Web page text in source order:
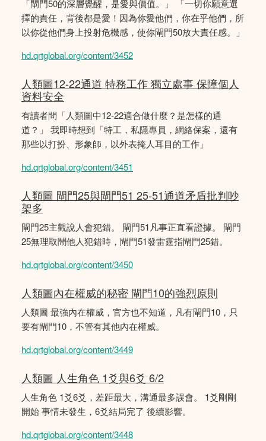
「閘門50的深層覺醒，是愛與價值。」 「一切你願意選
擇的責任，背後都是愛！因為你愛他們，你在乎他們，所
以你從他們身上投射危機感，使你閘門50放大責任感。」
hd.qrtglobal.org/content/3452
人類圖12-22通道 特務工作 獨立處事 保障個人
資料安全
有讀者問「人類圖中12-22適合做什麼？是怎樣的通
道？」 我即時想到「特工，私隱專員，網絡保案，還有
那些以打扮、形象師，以外表掩人耳目的工作」
hd.qrtglobal.org/content/3451
人類圖 閘門25與閘門51 25-51通道矛盾批判吵
架多
閘門25主觀說人會犯錯。 閘門51凡事正直看證據。 閘門
25無理取鬧他人犯錯時，閘門51發雷霆指閘門25錯。
hd.qrtglobal.org/content/3450
人類圖內在權威的秘密 閘門10的強烈原則
人類圖 最強內在權威，官方也不知道，凡有閘門10，只
要有閘門10，不管有其他內在權威。
hd.qrtglobal.org/content/3449
人類圖 人生角色 1爻與6爻 6/2
人生角色 1爻6爻，差距最大，溝通最多誤會。 1爻剛剛
開始 事情未發生，6爻結局完了 後續影響。
hd.qrtglobal.org/content/3448